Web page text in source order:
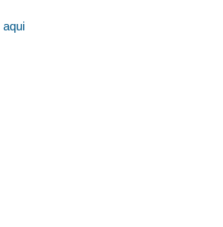
aqui